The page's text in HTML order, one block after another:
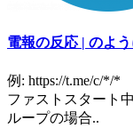
電報の反応 | のよ
例: https://t.me/c/*/*
ファストスタート
ループの場合..